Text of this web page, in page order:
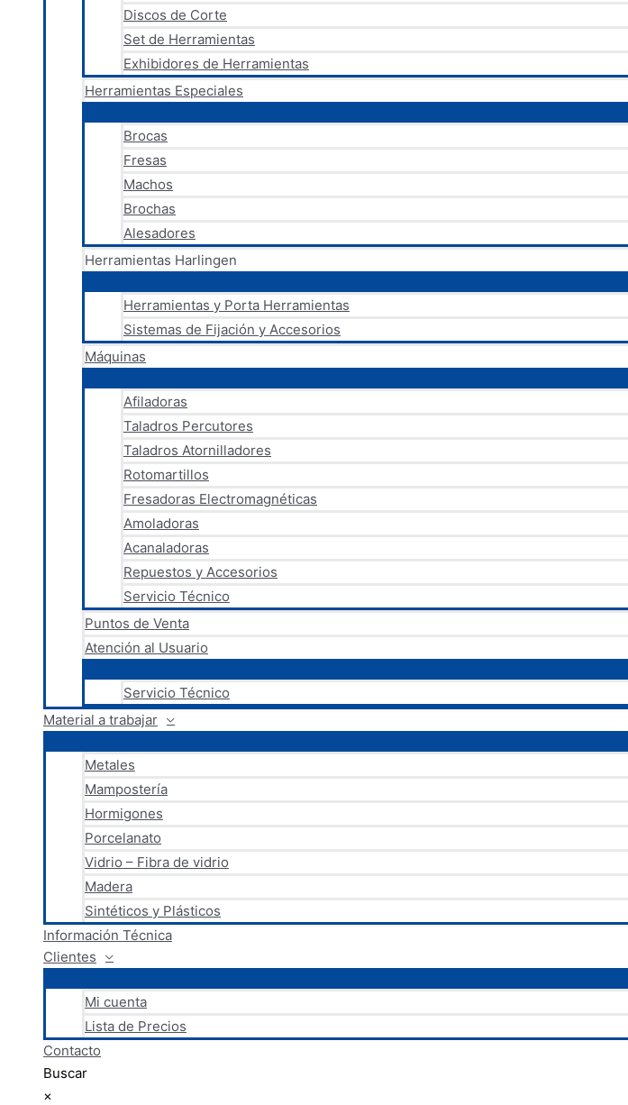
Discos de Corte
Set de Herramientas
Exhibidores de Herramientas
Herramientas Especiales
Brocas
Fresas
Machos
Brochas
Alesadores
Herramientas Harlingen
Herramientas y Porta Herramientas
Sistemas de Fijación y Accesorios
Máquinas
Afiladoras
Taladros Percutores
Taladros Atornilladores
Rotomartillos
Fresadoras Electromagnéticas
Amoladoras
Acanaladoras
Repuestos y Accesorios
Servicio Técnico
Puntos de Venta
Atención al Usuario
Servicio Técnico
Material a trabajar
Metales
Mampostería
Hormigones
Porcelanato
Vidrio – Fibra de vidrio
Madera
Sintéticos y Plásticos
Información Técnica
Clientes
Mi cuenta
Lista de Precios
Contacto
Buscar
×